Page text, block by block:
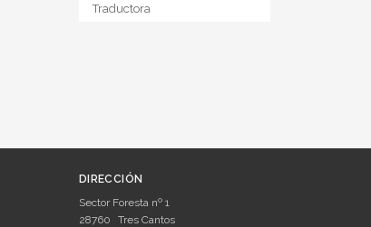
Traductora
DIRECCIÓN
Sector Foresta nº 1
28760
Tres Cantos